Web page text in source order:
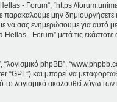
- Forum”, “https://
μην
να σας ενημερώσουμε για
- Forum” μετά τις εκάστοτε
“λογισμικό phpBB”,
“GPL”) και μπορεί να
λογισμικό ακολουθεί λόγω